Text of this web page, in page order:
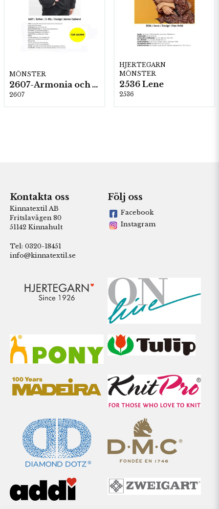
MÖNSTER
2607-Armonia och Alpaca 400
2607
HJERTEGARN
MÖNSTER
2536 Lene
2536
Kontakta oss
Kinnatextil AB
Fritslavägen 80
51142 Kinnahult
Tel: 0320-18451
info@kinnatextil.se
Följ oss
Facebook
Instagram